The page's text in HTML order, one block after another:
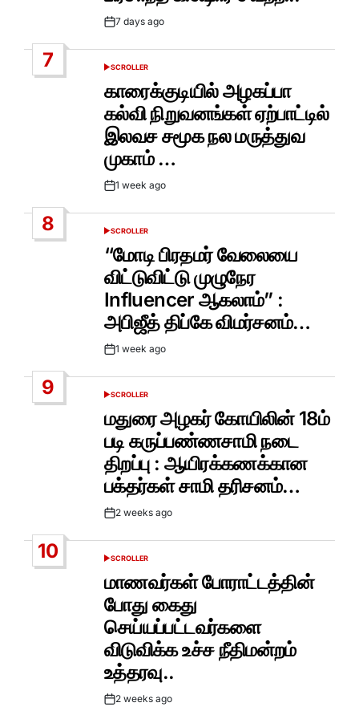
Post7 days ago
7
POSTED
SCROLLER
காரைக்குடியில் அழகப்பா
கல்வி நிறுவனங்கள் ஏற்பாட்டில்
இலவச சமூக நல மருத்துவ
முகாம் …
Post1 week ago
8
POSTED
IN
SCROLLER
“மோடி பிரதமர் வேலையை
விட்டுவிட்டு முழுநேர
Influencer ஆகலாம்” :
அபிஜீத் திப்கே விமர்சனம்…
Post1 week ago
9
POSTED
SCROLLER
மதுரை அழகர் கோயிலின் 18ம்
படி கருப்பண்ணசாமி நடை
திறப்பு : ஆயிரக்கணக்கான
பக்தர்கள் சாமி தரிசனம்…
Post2 weeks ago
10
POSTED
SCROLLER
மாணவர்கள் போராட்டத்தின்
போது கைது
செய்யப்பட்டவர்களை
விடுவிக்க உச்ச நீதிமன்றம்
உத்தரவு..
Post2 weeks ago